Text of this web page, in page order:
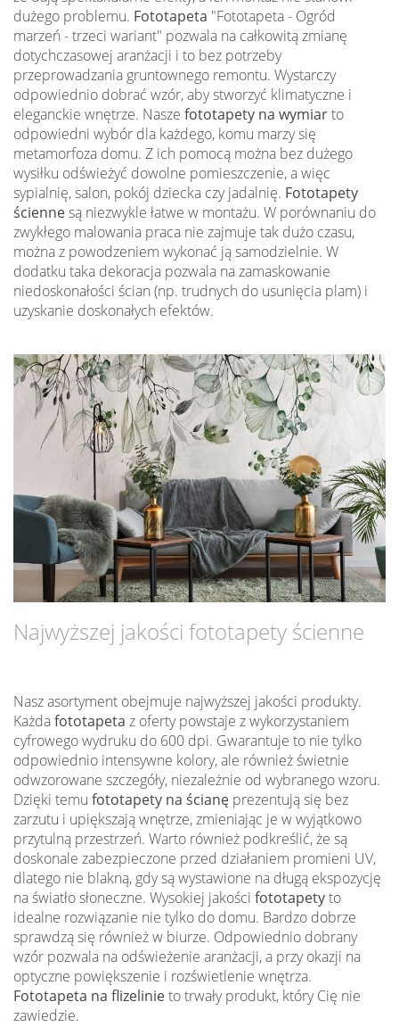
dużego problemu. Fototapeta "Fototapeta - Ogród
marzeń - trzeci wariant" pozwala na całkowitą zmianę
dotychczasowej aranżacji i to bez potrzeby
przeprowadzania gruntownego remontu. Wystarczy
odpowiednio dobrać wzór, aby stworzyć klimatyczne i
eleganckie wnętrze. Nasze fototapety na wymiarto
odpowiedni wybór dla każdego, komu marzy się
metamorfoza domu. Z ich pomocą można bez dużego
wysiłku odświeżyć dowolne pomieszczenie, a więc
sypialnię, salon, pokój dziecka czy jadalnię. Fototapety
ściennesą niezwykle łatwe w montażu. W porównaniu do
zwykłego malowania praca nie zajmuje tak dużo czasu,
można z powodzeniem wykonać ją samodzielnie. W
dodatku taka dekoracja pozwala na zamaskowanie
niedoskonałości ścian (np. trudnych do usunięcia plam) i
uzyskanie doskonałych efektów.
Najwyższej jakości fototapety ścienne
Nasz asortyment obejmuje najwyższej jakości produkty.
Każdafototapeta z oferty powstaje z wykorzystaniem
cyfrowego wydruku do 600 dpi. Gwarantuje to nie tylko
odpowiednio intensywne kolory, ale również świetnie
odwzorowane szczegóły, niezależnie od wybranego wzoru.
Dzięki temu fototapety na ścianę prezentują się bez
zarzutu i upiększają wnętrze, zmieniając je w wyjątkowo
przytulną przestrzeń. Warto również podkreślić, że są
doskonale zabezpieczone przed działaniem promieni UV,
dlatego nie blakną, gdy są wystawione na długą ekspozycję
na światło słoneczne. Wysokiej jakości fototapetyto
idealne rozwiązanie nie tylko do domu. Bardzo dobrze
sprawdzą się również w biurze. Odpowiednio dobrany
wzór pozwala na odświeżenie aranżacji, a przy okazji na
optyczne powiększenie i rozświetlenie wnętrza.
Fototapeta na flizelinieto trwały produkt, który Cię nie
zawiedzie.